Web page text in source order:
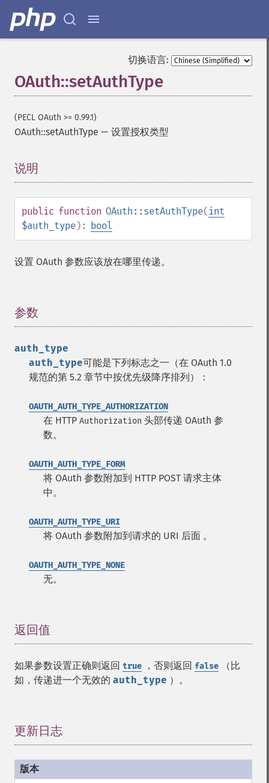
切换语言:
OAuth::setAuthType
(PECL OAuth >= 0.99.1)
OAuth::setAuthType — 设置授权类型
说明
public function OAuth::setAuthType( int
$auth_type): bool
设置 OAuth 参数应该放在哪里传递。
参数
auth_type
auth_type可能是下列标志之一（在 OAuth 1.0
规范的第 5.2 章节中按优先级降序排列）：
OAUTH_AUTH_TYPE_AUTHORIZATION
在 HTTP Authorization 头部传递 OAuth 参
数。
OAUTH_AUTH_TYPE_FORM
将 OAuth 参数附加到 HTTP POST 请求主体
中。
OAUTH_AUTH_TYPE_URI
将 OAuth 参数附加到请求的 URI 后面 。
OAUTH_AUTH_TYPE_NONE
无。
返回值
如果参数设置正确则返回 true ，否则返回 false （比
如，传递进一个无效的 auth_type ）。
更新日志